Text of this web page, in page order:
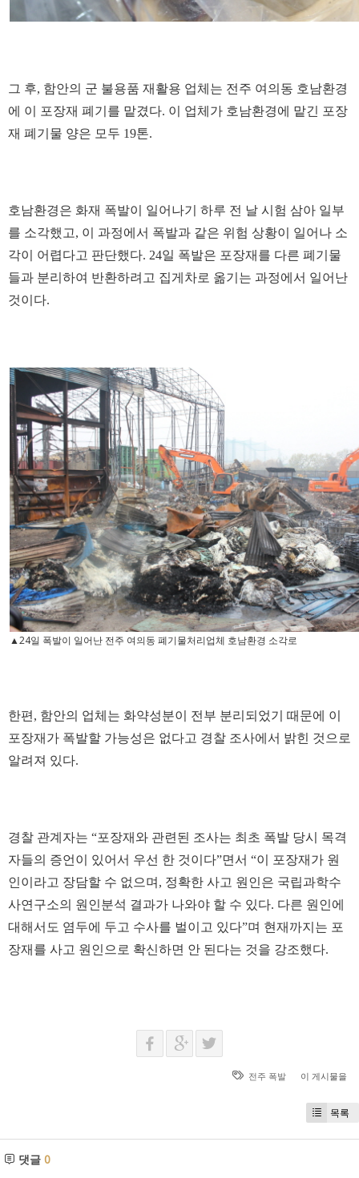
그 후, 함안의 군 불용품 재활용 업체는 전주 여의동 호남환경
에 이 포장재 폐기를 맡겼다. 이 업체가 호남환경에 맡긴 포장
재 폐기물 양은 모두 19톤.
호남환경은 화재 폭발이 일어나기 하루 전 날 시험 삼아 일부
를 소각했고, 이 과정에서 폭발과 같은 위험 상황이 일어나 소
각이 어렵다고 판단했다. 24일 폭발은 포장재를 다른 폐기물
들과 분리하여 반환하려고 집게차로 옮기는 과정에서 일어난
것이다.
▲24일 폭발이 일어난 전주 여의동 폐기물처리업체 호남환경 소각로
한편, 함안의 업체는 화약성분이 전부 분리되었기 때문에 이
포장재가 폭발할 가능성은 없다고 경찰 조사에서 밝힌 것으로
알려져 있다.
경찰 관계자는 “포장재와 관련된 조사는 최초 폭발 당시 목격
자들의 증언이 있어서 우선 한 것이다”면서 “이 포장재가 원
인이라고 장담할 수 없으며, 정확한 사고 원인은 국립과학수
사연구소의 원인분석 결과가 나와야 할 수 있다. 다른 원인에
대해서도 염두에 두고 수사를 벌이고 있다”며 현재까지는 포
장재를 사고 원인으로 확신하면 안 된다는 것을 강조했다.
전주 폭발 이 게시물을
목록
댓글 0